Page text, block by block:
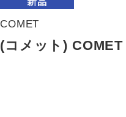
COMET
(コメット)